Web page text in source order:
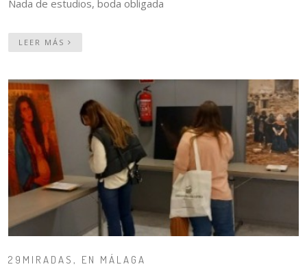
Nada de estudios, boda obligada
LEER MÁS
29MIRADAS, EN MÁLAGA